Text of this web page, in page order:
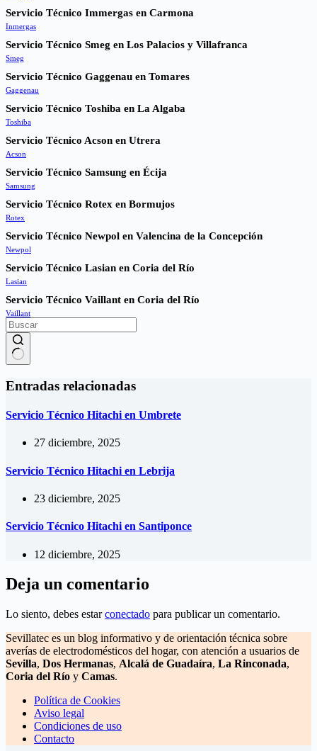
Servicio Técnico Immergas en Carmona
Inmergas
Servicio Técnico Smeg en Los Palacios y Villafranca
Smeg
Servicio Técnico Gaggenau en Tomares
Gaggenau
Servicio Técnico Toshiba en La Algaba
Toshiba
Servicio Técnico Acson en Utrera
Acson
Servicio Técnico Samsung en Écija
Samsung
Servicio Técnico Rotex en Bormujos
Rotex
Servicio Técnico Newpol en Valencina de la Concepción
Newpol
Servicio Técnico Lasian en Coria del Río
Lasian
Servicio Técnico Vaillant en Coria del Río
Vaillant
resultados
Entradas relacionadas
Servicio Técnico Hitachi en Umbrete
27 diciembre, 2025
Servicio Técnico Hitachi en Lebrija
23 diciembre, 2025
Servicio Técnico Hitachi en Santiponce
12 diciembre, 2025
Deja un comentario
Lo siento, debes estarconectado para publicar un comentario.
Sevillatec es un blog informativo y de orientación técnica sobre
averías de electrodomésticos del hogar, con atención a usuarios de
Sevilla, Dos Hermanas, Alcalá de Guadaíra, La Rinconada,
Coria del Río y Camas.
Política de Cookies
Aviso legal
Condiciones de uso
Contacto